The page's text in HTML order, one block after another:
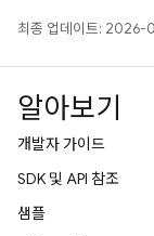
최종 업데이트: 2026-
알아보기
개발자 가이드
SDK 및 API 참조
샘플